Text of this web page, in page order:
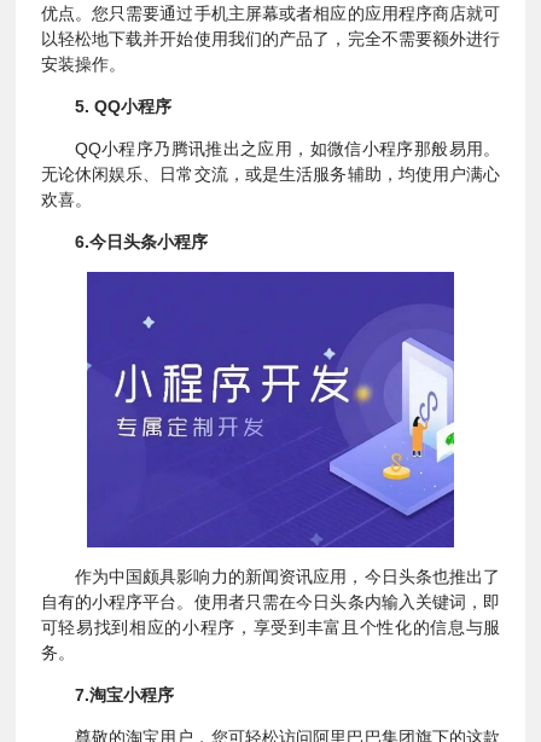
优点。您只需要通过手机主屏幕或者相应的应用程序商店就可
以轻松地下载并开始使用我们的产品了，完全不需要额外进行
安装操作。
5. QQ小程序
QQ小程序乃腾讯推出之应用，如微信小程序那般易用。
无论休闲娱乐、日常交流，或是生活服务辅助，均使用户满心
欢喜。
6.今日头条小程序
作为中国颇具影响力的新闻资讯应用，今日头条也推出了
自有的小程序平台。使用者只需在今日头条内输入关键词，即
可轻易找到相应的小程序，享受到丰富且个性化的信息与服
务。
7.淘宝小程序
尊敬的淘宝用户，您可轻松访问阿里巴巴集团旗下的这款